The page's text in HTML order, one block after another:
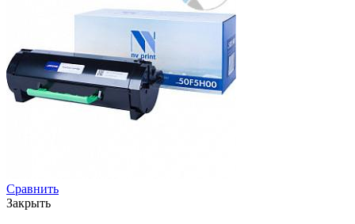
Сравнить
Закрыть